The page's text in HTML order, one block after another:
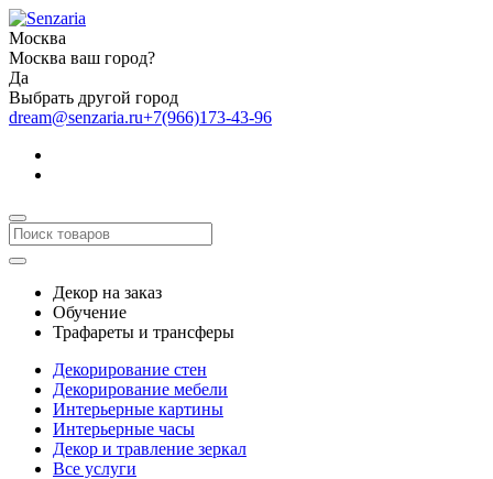
Москва
Москва ваш город?
Да
Выбрать другой город
dream@senzaria.ru+7(966)173-43-96
Декор на заказ
Обучение
Трафареты и трансферы
Декорирование стен
Декорирование мебели
Интерьерные картины
Интерьерные часы
Декор и травление зеркал
Все услуги